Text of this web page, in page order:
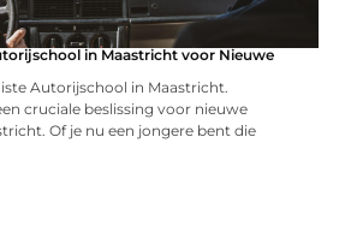
in Maastricht voor Nieuwe
Autorijschool in Maastricht.
cruciale beslissing voor nieuwe
Of je nu een jongere bent die